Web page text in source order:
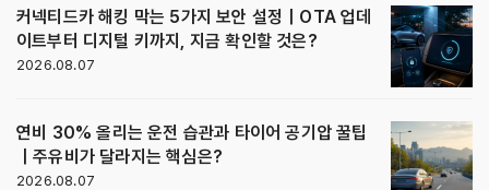
커넥티드카 해킹 막는 5가지 보안 설정｜OTA 업데
이트부터 디지털 키까지, 지금 확인할 것은?
2026.08.07
연비 30% 올리는 운전 습관과 타이어 공기압 꿀팁
｜주유비가 달라지는 핵심은?
2026.08.07